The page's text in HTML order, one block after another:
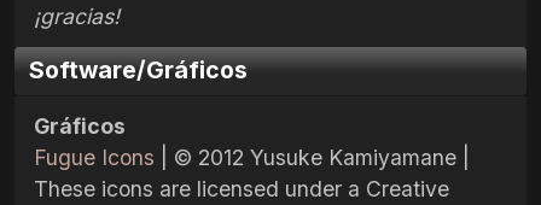
¡gracias!
Software/Gráficos
Gráficos
Fugue Icons | © 2012 Yusuke Kamiyamane |
These icons are licensed under a Creative